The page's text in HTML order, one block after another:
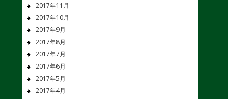
2017年11月
2017年10月
2017年9月
2017年8月
2017年7月
2017年6月
2017年5月
2017年4月